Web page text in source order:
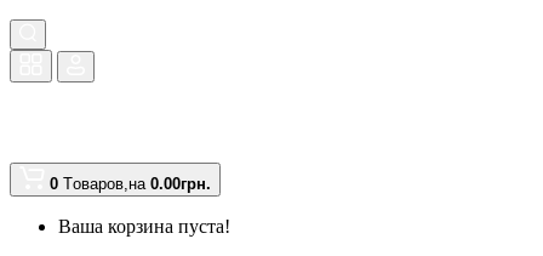
0 Tоваров,на 0.00грн.
Ваша корзина пуста!